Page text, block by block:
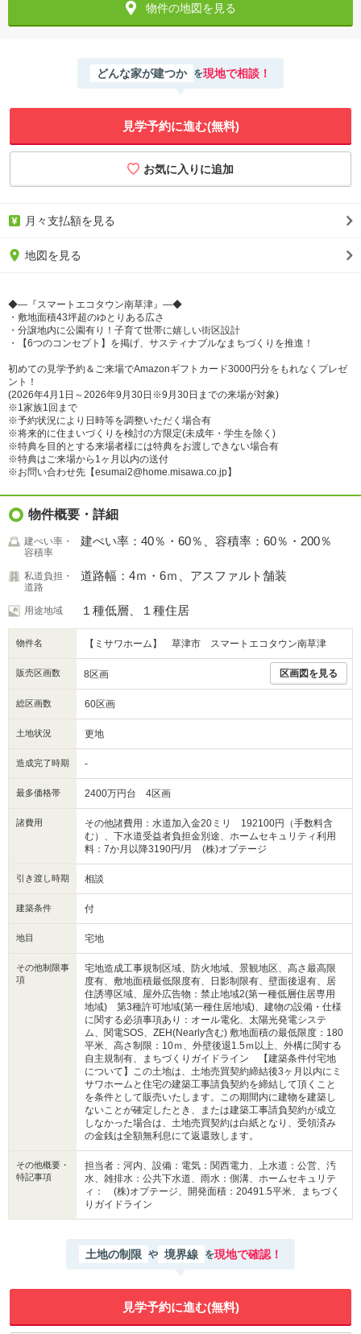
気軽にお問い合わせください。
広がりそうです。
物件の地図を見る
どんな家が建つか を現地で相談！
見学予約に進む(無料)
月々支払額を見る
地図を見る
◆―『スマートエコタウン南草津』―◆
・敷地面積43坪超のゆとりある広さ
・分譲地内に公園有り！子育て世帯に嬉しい街区設計
・【6つのコンセプト】を掲げ、サスティナブルなまちづくりを推進！
初めての見学予約＆ご来場でAmazonギフトカード3000円分をもれなくプレゼ
ント！
(2026年4月1日～2026年9月30日※9月30日までの来場が対象)
※1家族1回まで
※予約状況により日時等を調整いただく場合有
※将来的に住まいづくりを検討の方限定(未成年・学生を除く)
※特典を目的とする来場者様には特典をお渡しできない場合有
※特典はご来場から1ヶ月以内の送付
※お問い合わせ先【esumai2@home.misawa.co.jp】
物件概要・詳細
建ぺい率・
容積率
建ぺい率：40％・60％、容積率：60％・200％
私道負担・
道路
道路幅：4ｍ・6ｍ、アスファルト舗装
用途地域 １種低層、１種住居
物件名 【ミサワホーム】 草津市 スマートエコタウン南草津
販売区画数 8区画 区画図を見る
総区画数 60区画
土地状況 更地
造成完了時期 -
最多価格帯 2400万円台 4区画
諸費用
その他諸費用：水道加入金20ミリ 192100円（手数料含
む）、下水道受益者負担金別途、ホームセキュリティ利用
料：7か月以降3190円/月 (株)オプテージ
引き渡し時期 相談
建築条件 付
地目 宅地
その他制限事
項
宅地造成工事規制区域、防火地域、景観地区、高さ最高限
度有、敷地面積最低限度有、日影制限有、壁面後退有、居
住誘導区域、屋外広告物：禁止地域2(第一種低層住居専用
地域) 第3種許可地域(第一種住居地域)、建物の設備・仕様
に関する必須事項あり：オール電化、太陽光発電システ
ム、関電SOS、ZEH(Nearly含む) 敷地面積の最低限度：180
平米、高さ制限：10ｍ、外壁後退1.5ｍ以上、外構に関する
自主規制有、まちづくりガイドライン 【建築条件付宅地
について】この土地は、土地売買契約締結後3ヶ月以内にミ
サワホームと住宅の建築工事請負契約を締結して頂くこと
を条件として販売いたします。この期間内に建物を建築し
ないことが確定したとき、または建築工事請負契約が成立
しなかった場合は、土地売買契約は白紙となり、受領済み
の金銭は全額無利息にて返還致します。
その他概要・
特記事項
担当者：河内、設備：電気：関西電力、上水道：公営、汚
水、雑排水：公共下水道、雨水：側溝、ホームセキュリテ
ィ： (株)オプテージ、開発面積：20491.5平米、まちづく
りガイドライン
土地の制限 や 境界線 を現地で確認！
見学予約に進む(無料)